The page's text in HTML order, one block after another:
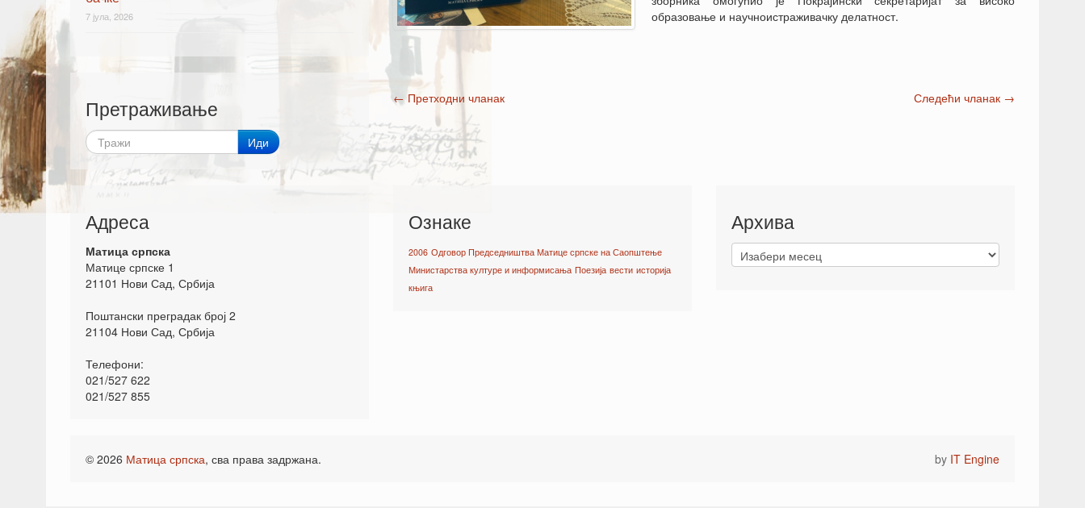
образовање и научноистраживачку делатност.
Post navigation
Следећи чланак →
← Претходни чланак
7 јула, 2026
Претраживање
Иди
Адреса
Матица српска
Матице српске 1
21101 Нови Сад, Србија
Поштански преградак број 2
21104 Нови Сад, Србија
Телефони:
021/527 622
021/527 855
Ознаке
2006 Одговор Председништва Матице српске на Саопштење
Министарства културе и информисања Поезија вести историја
књига
Архива
© 2026 Матица српска, сва права задржана. by IT Engine